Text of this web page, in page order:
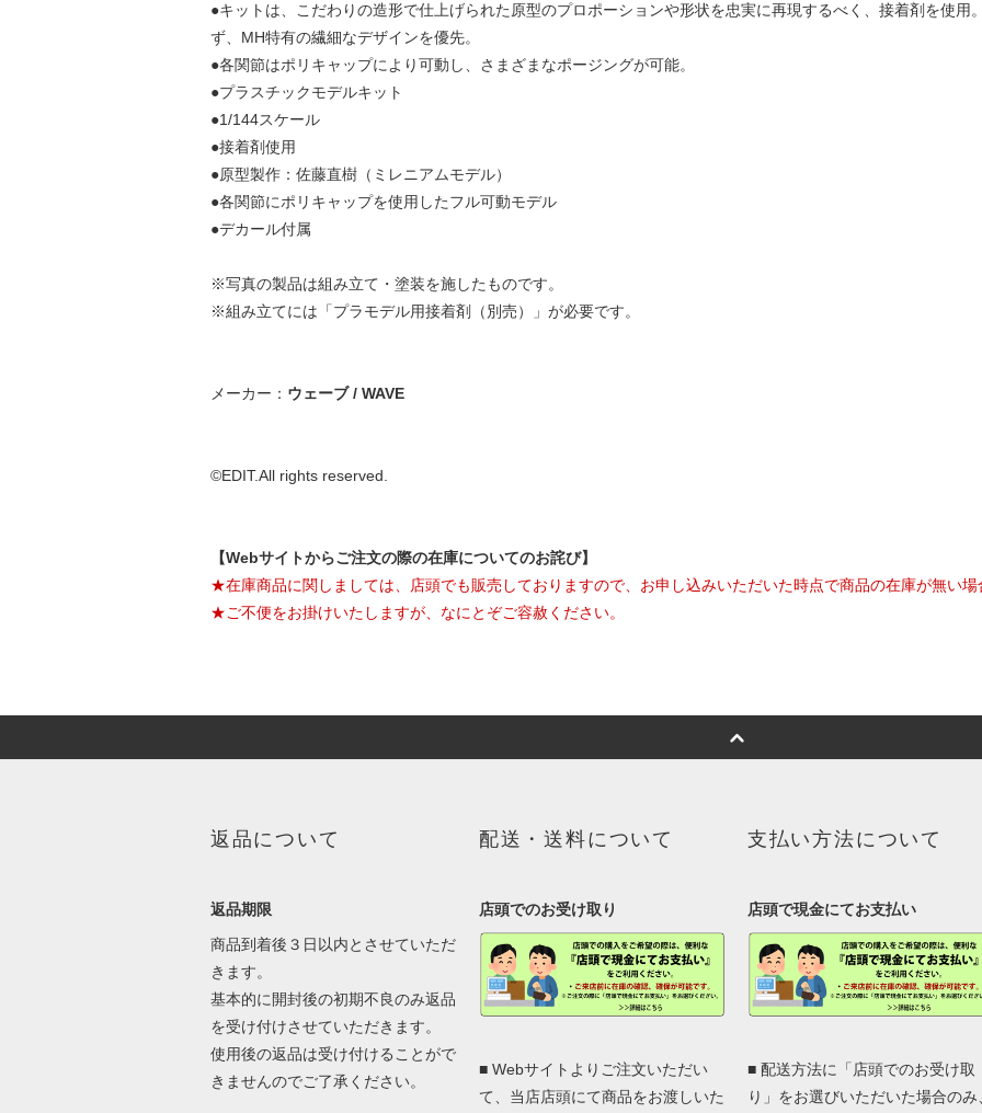
●キットは、こだわりの造形で仕上げられた原型のプロポーションや形状を忠実に再現するべく、接着剤を使用
ず、MH特有の繊細なデザインを優先。
●各関節はポリキャップにより可動し、さまざまなポージングが可能。
●プラスチックモデルキット
●1/144スケール
●接着剤使用
●原型製作：佐藤直樹（ミレニアムモデル）
●各関節にポリキャップを使用したフル可動モデル
●デカール付属
※写真の製品は組み立て・塗装を施したものです。
※組み立てには「プラモデル用接着剤（別売）」が必要です。
メーカー： ウェーブ / WAVE
©EDIT.All rights reserved.
【Webサイトからご注文の際の在庫についてのお詫び】
★在庫商品に関しましては、店頭でも販売しておりますので、お申し込みいただいた時点で商品の在庫が無い場
★ご不便をお掛けいたしますが、なにとぞご容赦ください。
返品について
返品期限
商品到着後３日以内とさせていただ
きます。
基本的に開封後の初期不良のみ返品
を受け付けさせていただきます。
使用後の返品は受け付けることがで
きませんのでご了承ください。
配送・送料について
店頭でのお受け取り
■ Webサイトよりご注文いただい
て、当店店頭にて商品をお渡しいた
支払い方法について
店頭で現金にてお支払い
■ 配送方法に「店頭でのお受け取
り」をお選びいただいた場合のみ